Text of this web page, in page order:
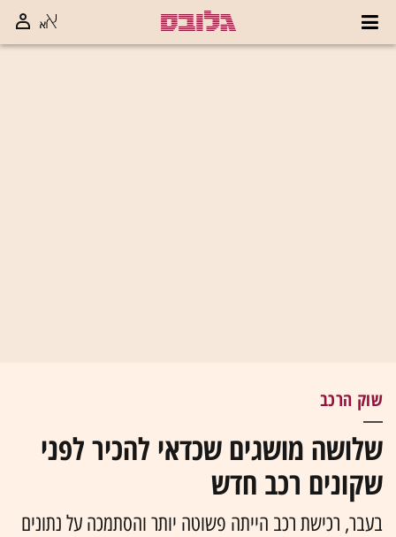
שוק הרכב
שלושה מושגים שכדאי להכיר לפני
שקונים רכב חדש
בעבר, רכישת רכב הייתה פשוטה יותר והסתמכה על נתונים